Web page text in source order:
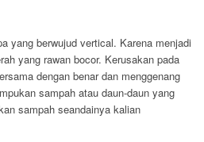
yang berwujud vertical. Karena menjadi
yang rawan bocor. Kerusakan pada
dengan benar dan menggenang
sampah atau daun-daun yang
sampah seandainya kalian